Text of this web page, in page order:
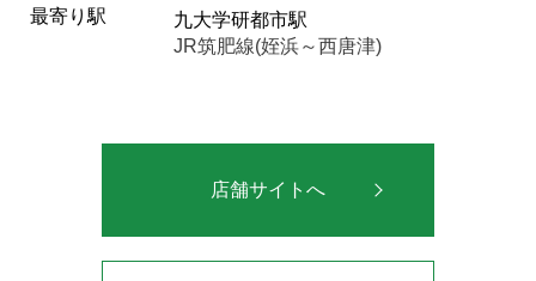
最寄り駅
九大学研都市駅
JR筑肥線(姪浜～西唐津)
店舗サイトへ